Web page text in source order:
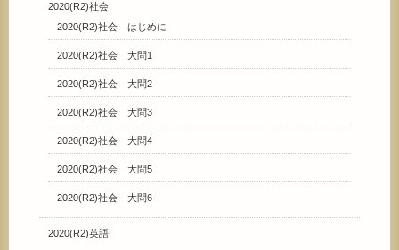
2020(R2)社会
2020(R2)社会 はじめに
2020(R2)社会 大問1
2020(R2)社会 大問2
2020(R2)社会 大問3
2020(R2)社会 大問4
2020(R2)社会 大問5
2020(R2)社会 大問6
2020(R2)英語